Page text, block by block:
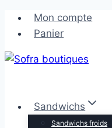
Aller
contenu
Aller
contenu
Mon compte
Panier
Sandwichs
Sandwichs froids